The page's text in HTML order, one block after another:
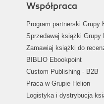
Współpraca
Program partnerski Grupy
Sprzedawaj książki Grupy
Zamawiaj książki do
BIBLIO Ebookpoint
Custom Publishing - B2B
Praca w Grupie Helion
Logistyka i dystrybucja